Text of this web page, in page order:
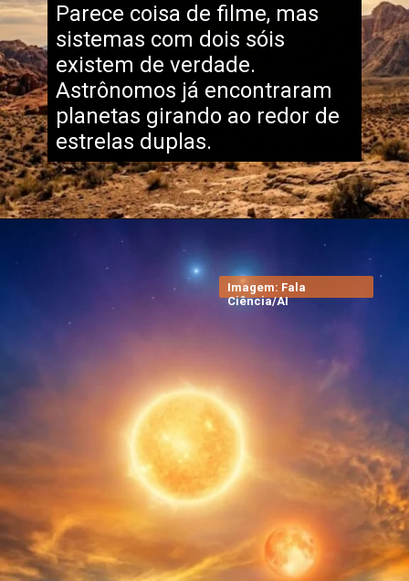
Parece coisa de filme, mas
sistemas com dois sóis
existem de verdade.
Astrônomos já encontraram
planetas girando ao redor de
estrelas duplas.
Imagem: Fala
Ciência/AI